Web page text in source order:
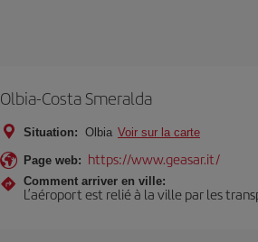
Olbia-Costa Smeralda
Situation: Olbia Voir sur la carte
Page web: https://www.geasar.it/
Comment arriver en ville:
L’aéroport est relié à la ville par les